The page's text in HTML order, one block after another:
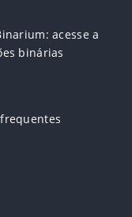
acesse a
binárias